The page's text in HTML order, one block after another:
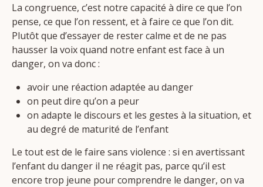
La congruence, c’est notre capacité à dire ce que l’on
pense, ce que l’on ressent, et à faire ce que l’on dit.
Plutôt que d’essayer de rester calme et de ne pas
hausser la voix quand notre enfant est face à un
danger, on va donc :
avoir une réaction adaptée au danger
on peut dire qu’on a peur
on adapte le discours et les gestes à la situation, et
au degré de maturité de l’enfant
Le tout est de le faire sans violence : si en avertissant
l’enfant du danger il ne réagit pas, parce qu’il est
encore trop jeune pour comprendre le danger, on va